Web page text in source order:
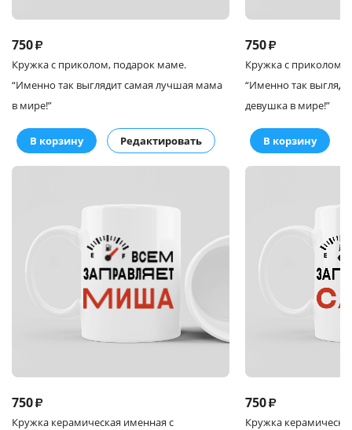
750₽
Кружкас приколом, подарок маме.
“Именно так выглядит самая лучшая мама
в мире!”
В корзину Редактировать
750₽
Кружкас приколом,
“Именно так
девушка в мире!”
В корзину
750₽
Кружка керамическая именная с
750₽
Кружка